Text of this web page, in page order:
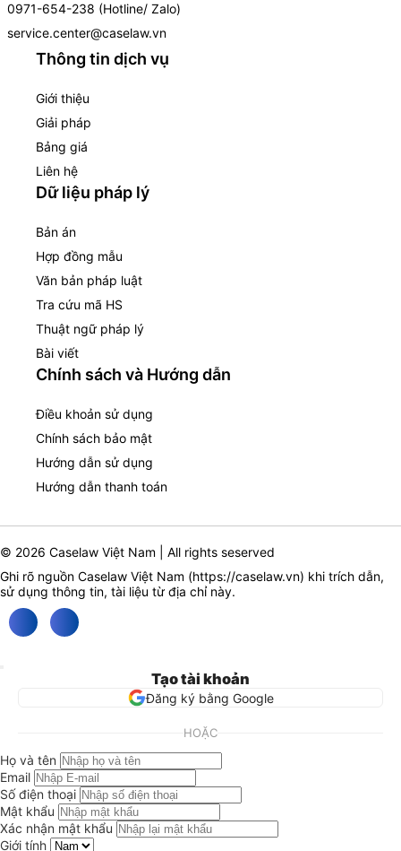
0971-654-238 (Hotline/ Zalo)
service.center@caselaw.vn
Thông tin dịch vụ
Giới thiệu
Giải pháp
Bảng giá
Liên hệ
Dữ liệu pháp lý
Bản án
Hợp đồng mẫu
Văn bản pháp luật
Tra cứu mã HS
Thuật ngữ pháp lý
Bài viết
Chính sách và Hướng dẫn
Điều khoản sử dụng
Chính sách bảo mật
Hướng dẫn sử dụng
Hướng dẫn thanh toán
© 2026 Caselaw Việt Nam | All rights seserved
Ghi rõ nguồn Caselaw Việt Nam (https://caselaw.vn) khi trích dẫn,
sử dụng thông tin, tài liệu từ địa chỉ này.
Tạo tài khoản
Đăng ký bằng Google
HOẶC
Họ và tên
Email
Số điện thoại
Mật khẩu
Xác nhận mật khẩu
Giới tính